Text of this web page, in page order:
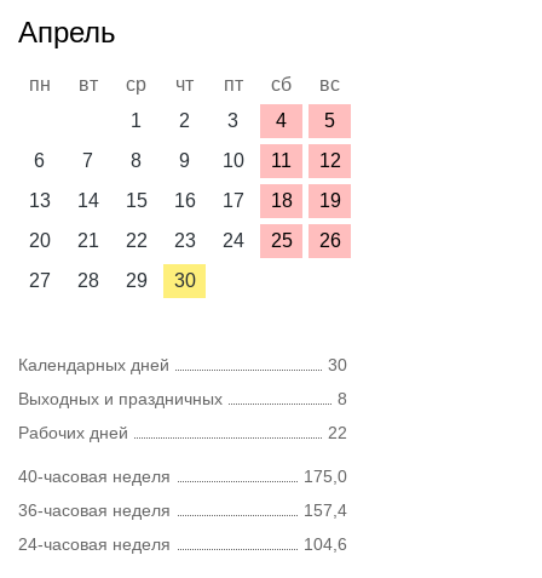
Апрель
пн вт ср чт пт сб
вс
1
2 3 4
5
6
7 8 9 10 11
12
13
14 15 16 17 18
19
20
21 22 23 24 25
26
27
28 29 30
Календарных дней
30
Выходных и праздничных
8
Рабочих дней
22
40-часовая неделя
175,0
36-часовая неделя
157,4
24-часовая неделя
104,6